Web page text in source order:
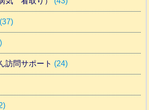
(37)
訪問サポート (24)